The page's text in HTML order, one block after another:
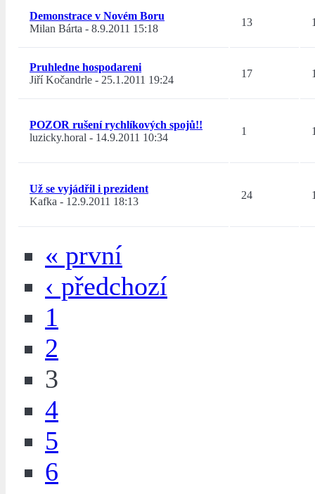
Demonstrace v Novém Boru
Milan Bárta - 8.9.2011 15:18
13
Pruhledne hospodareni
Jiří Kočandrle - 25.1.2011 19:24
17
POZOR rušení rychlíkových spojů!!
luzicky.horal - 14.9.2011 10:34
1
Už se vyjádřil i prezident
Kafka - 12.9.2011 18:13
24
« první
‹ předchozí
1
2
3
4
5
6